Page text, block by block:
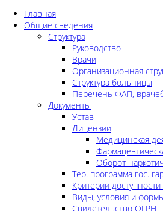
Главная
Общие сведения
Структура
Руководство
Врачи
Организационная
Структура больницы
Перечень ФАП,
Документы
Устав
Лицензии
Медицинская
Оборот
Тер. программа гос.
Критерии доступности
Виды, условия и
Свидетельство ОГРН